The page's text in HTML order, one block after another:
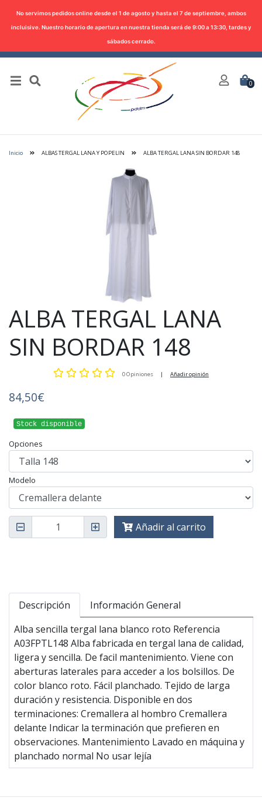
No servimos pedidos online desde el 1 de agosto y hasta el 7 de septiembre, ambos
incluisive. Nuestro horario de apertura en nuestra tienda será de 9:00 a 13:30, tardes y
sábados cerrado.
0
Inicio ALBAS TERGAL LANA Y POPELIN ALBA TERGAL LANA SIN BORDAR 148
ALBA TERGAL LANA
SIN BORDAR 148
0 Opiniones | Añadir opinión
84,50€
Stock disponible
Opciones
Modelo
Añadir al carrito
Descripción
Información General
Alba sencilla tergal lana blanco roto Referencia
A03FPTL148 Alba fabricada en tergal lana de calidad,
ligera y sencilla. De facil mantenimiento. Viene con
aberturas laterales para acceder a los bolsillos. De
color blanco roto. Fácil planchado. Tejido de larga
duración y resistencia. Disponible en dos
terminaciones: Cremallera al hombro Cremallera
delante Indicar la terminación que prefieren en
observaciones. Mantenimiento Lavado en máquina y
planchado normal No usar lejía